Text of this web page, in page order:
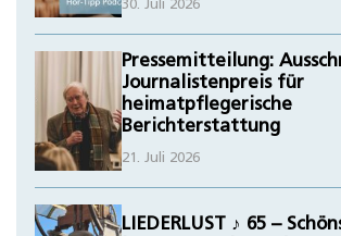
30. Juli 2026
Pressemitteilung:
Journalistenpreis für
heimatpflegerische
Berichterstattung
21. Juli 2026
LIEDERLUST ♪ 65 –